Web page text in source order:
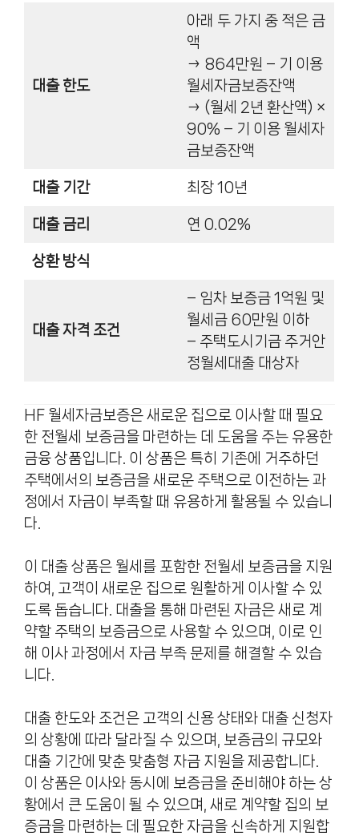
대출 한도
아래 두 가지 중 적은 금
액
→ 864만원 – 기 이용
월세자금보증잔액
→ (월세 2년 환산액) ×
90% – 기 이용 월세자
금보증잔액
대출 기간 최장 10년
대출 금리 연 0.02%
상환 방식
대출 자격 조건
– 임차 보증금 1억원 및
월세금 60만원 이하
– 주택도시기금 주거안
정월세대출 대상자
HF 월세자금보증은 새로운 집으로 이사할 때 필요
한 전월세 보증금을 마련하는 데 도움을 주는 유용한
금융 상품입니다. 이 상품은 특히 기존에 거주하던
주택에서의 보증금을 새로운 주택으로 이전하는 과
정에서 자금이 부족할 때 유용하게 활용될 수 있습니
다.
이 대출 상품은 월세를 포함한 전월세 보증금을 지원
하여, 고객이 새로운 집으로 원활하게 이사할 수 있
도록 돕습니다. 대출을 통해 마련된 자금은 새로 계
약할 주택의 보증금으로 사용할 수 있으며, 이로 인
해 이사 과정에서 자금 부족 문제를 해결할 수 있습
니다.
대출 한도와 조건은 고객의 신용 상태와 대출 신청자
의 상황에 따라 달라질 수 있으며, 보증금의 규모와
대출 기간에 맞춘 맞춤형 자금 지원을 제공합니다.
이 상품은 이사와 동시에 보증금을 준비해야 하는 상
황에서 큰 도움이 될 수 있으며, 새로 계약할 집의 보
증금을 마련하는 데 필요한 자금을 신속하게 지원합